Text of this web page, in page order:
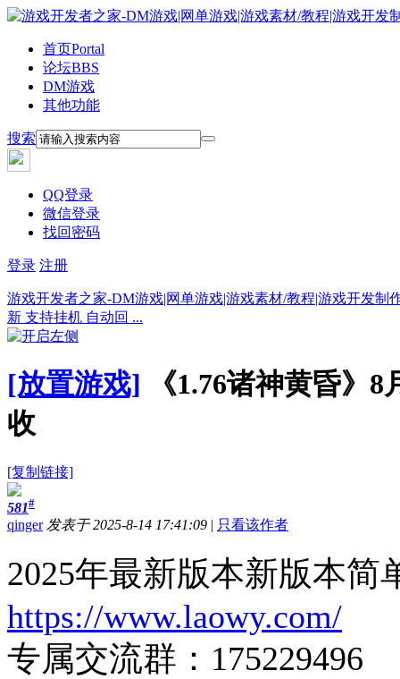
首页Portal
论坛BBS
DM游戏
其他功能
搜索
QQ登录
微信登录
找回密码
登录 注册
游戏开发者之家-DM游戏|网单游戏|游戏素材/教程|游戏开发制
新 支持挂机 自动回 ...
[放置游戏]
《1.76诸神黄昏》
收
[复制链接]
581#
qinger 发表于 2025-8-14 17:41:09 | 只看该作者
2025年最新版本新版本简
https://www.laowy.com/
专属交流群：175229496